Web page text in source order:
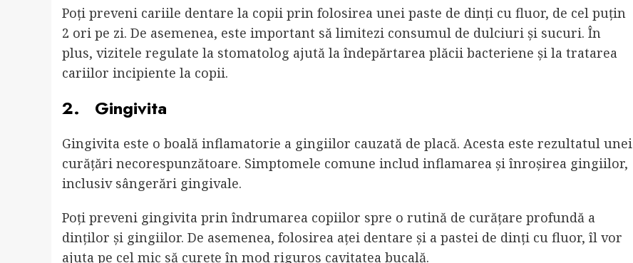
Poți preveni cariile dentare la copii prin folosirea unei paste de dinți cu fluor, de cel puțin
2 ori pe zi. De asemenea, este important să limitezi consumul de dulciuri și sucuri. În
plus, vizitele regulate la stomatolog ajută la îndepărtarea plăcii bacteriene și la tratarea
cariilor incipiente la copii.
2. Gingivita
Gingivita este o boală inflamatorie a gingiilor cauzată de placă. Acesta este rezultatul unei
curățări necorespunzătoare. Simptomele comune includ inflamarea și înroșirea gingiilor,
inclusiv sângerări gingivale.
Poți preveni gingivita prin îndrumarea copiilor spre o rutină de curățare profundă a
dinților și gingiilor. De asemenea, folosirea aței dentare și a pastei de dinți cu fluor, îl vor
ajuta pe cel mic să curețe în mod riguros cavitatea bucală.